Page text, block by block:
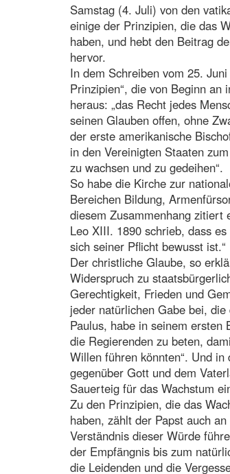
Samstag (4. Juli) von den
einige der Prinzipien, die das
haben, und hebt den Beitrag
hervor.
In dem Schreiben vom 25.
Prinzipien“, die von Beginn
heraus: „das Recht jedes
seinen Glauben offen, ohne
der erste amerikanische
in den Vereinigten Staaten
zu wachsen und zu gedeihen“.
So habe die Kirche zur
Bereichen Bildung,
diesem Zusammenhang zitiert
Leo XIII. 1890 schrieb, dass
sich seiner Pflicht bewusst ist.“
Der christliche Glaube, so
Widerspruch zu
Gerechtigkeit, Frieden und
jeder natürlichen Gabe bei,
Paulus, habe in seinem
die Regierenden zu beten,
Willen führen könnten“. Und
gegenüber Gott und dem
Sauerteig für das Wachstum
Zu den Prinzipien, die das
haben, zählt der Papst auch
Verständnis dieser Würde
der Empfängnis bis zum
die Leidenden und die